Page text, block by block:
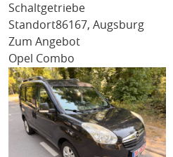
Schaltgetriebe
Standort86167, Augsburg
Zum Angebot
Opel Combo